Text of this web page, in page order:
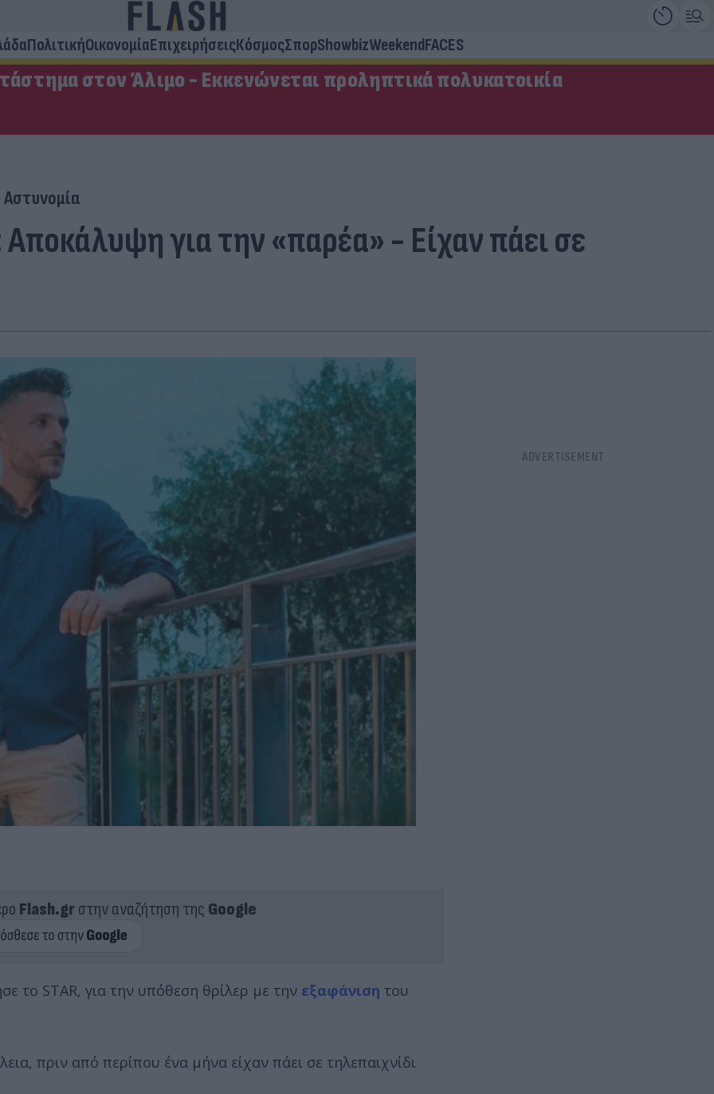
ΠολιτικήΟικονομίαΕπιχειρήσειςΚόσμοςΣπορShowbizWeekendFACES
στον Άλιμο - Εκκενώνεται προληπτικά πολυκατοικία
Αστυνομία
για την «παρέα» - Είχαν πάει σε
Flash.grστην αναζήτηση της Google
το STAR, για την υπόθεση θρίλερ με την εξαφάνιση του
πριν από περίπου ένα μήνα είχαν πάει σε τηλεπαιχνίδι